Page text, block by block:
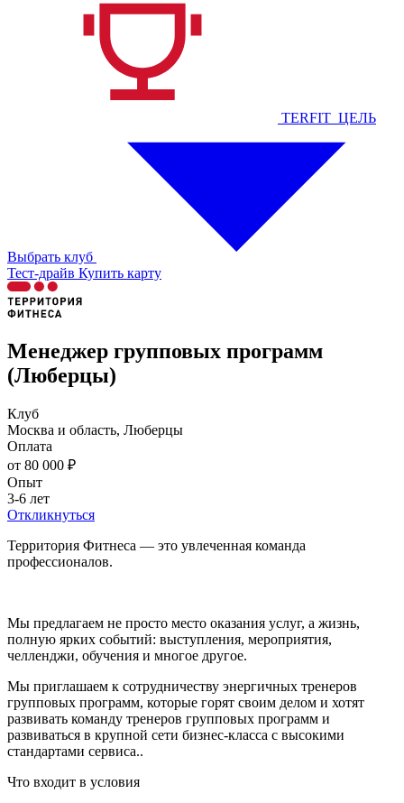
TERFIT_ЦЕЛЬ
Выбрать клуб
Тест-драйв Купить карту
Менеджер групповых программ
(Люберцы)
Клуб
Москва и область, Люберцы
Оплата
от 80 000 ₽
Опыт
3-6 лет
Откликнуться
Территория Фитнеса — это увлеченная команда
профессионалов.
Мы предлагаем не просто место оказания услуг, а жизнь,
полную ярких событий: выступления, мероприятия,
челленджи, обучения и многое другое.
Мы приглашаем к сотрудничеству энергичных тренеров
групповых программ, которые горят своим делом и хотят
развивать команду тренеров групповых программ и
развиваться в крупной сети бизнес-класса с высокими
стандартами сервиса..
Что входит в условия